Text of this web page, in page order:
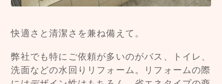
快適さと清潔さを兼ね備えて。
弊社でも特にご依頼が多いのがバス、トイレ、
洗面などの水回りリフォーム。リフォームの際